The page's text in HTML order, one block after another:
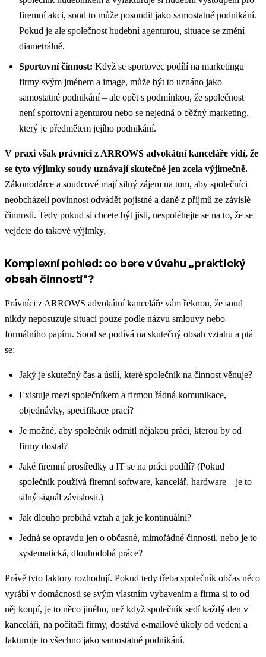
firemní akci, soud to může posoudit jako samostatné podnikání.
Pokud je ale společnost hudební agenturou, situace se změní
diametrálně.
Sportovní činnost: Když se sportovec podílí na marketingu
firmy svým jménem a image, může být to uznáno jako
samostatné podnikání – ale opět s podmínkou, že společnost
není sportovní agenturou nebo se nejedná o běžný marketing,
který je předmětem jejího podnikání.
V praxi však právníci z ARROWS advokátní kanceláře vidí, že
se tyto výjimky soudy uznávají skutečně jen zcela výjimečně.
Zákonodárce a soudcové mají silný zájem na tom, aby společníci
neobcházeli povinnost odvádět pojistné a daně z příjmů ze závislé
činnosti. Tedy pokud si chcete být jisti, nespoléhejte se na to, že se
vejdete do takové výjimky.
Komplexní pohled: co bere v úvahu „praktický
obsah činnosti"?
Právníci z ARROWS advokátní kanceláře vám řeknou, že soud
nikdy neposuzuje situaci pouze podle názvu smlouvy nebo
formálního papíru. Soud se podívá na skutečný obsah vztahu a ptá
se:
Jaký je skutečný čas a úsilí, které společník na činnost věnuje?
Existuje mezi společníkem a firmou řádná komunikace,
objednávky, specifikace prací?
Je možné, aby společník odmítl nějakou práci, kterou by od
firmy dostal?
Jaké firemní prostředky a IT se na práci podílí? (Pokud
společník používá firemní software, kancelář, hardware – je to
silný signál závislosti.)
Jak dlouho probíhá vztah a jak je kontinuální?
Jedná se opravdu jen o občasné, mimořádné činnosti, nebo je to
systematická, dlouhodobá práce?
Právě tyto faktory rozhodují. Pokud tedy třeba společník občas něco
vyrábí v domácnosti se svým vlastním vybavením a firma si to od
něj koupí, je to něco jiného, než když společník sedí každý den v
kanceláři, na počítači firmy, dostává e-mailové úkoly od vedení a
fakturuje to všechno jako samostatné podnikání.